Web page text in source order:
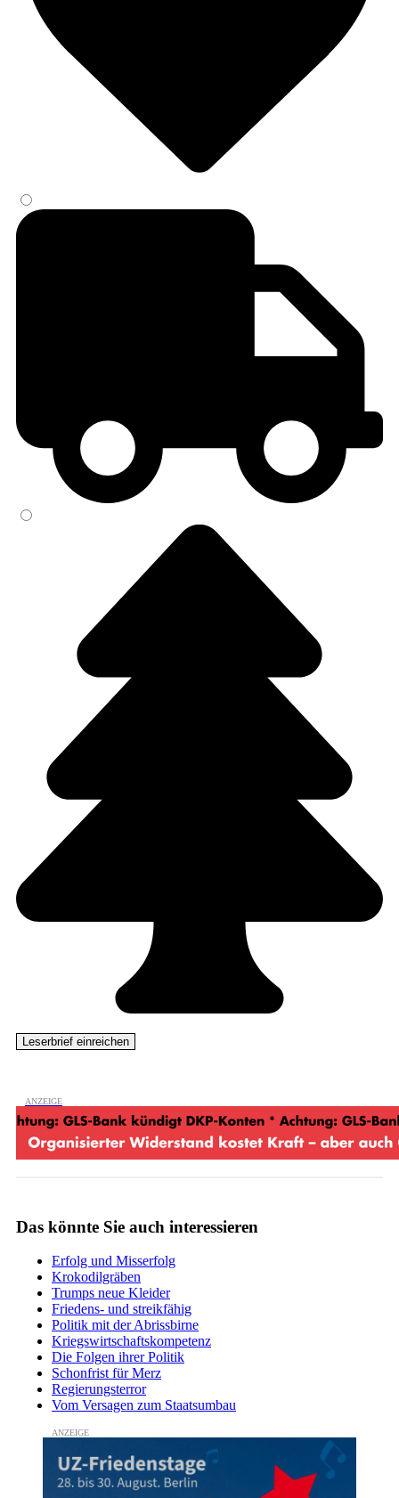
Das könnte Sie auch interessieren
Erfolg und Misserfolg
Krokodilgräben
Trumps neue Kleider
Friedens- und streikfähig
Politik mit der Abrissbirne
Kriegswirtschaftskompetenz
Die Folgen ihrer Politik
Schonfrist für Merz
Regierungsterror
Vom Versagen zum Staatsumbau